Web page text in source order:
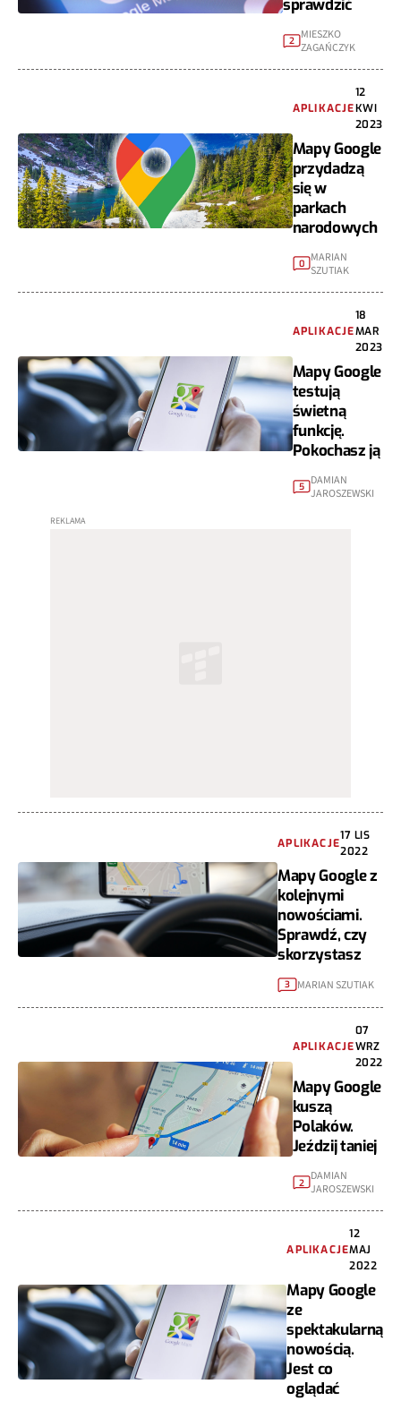
sprawdzić
2 MIESZKO
ZAGAŃCZYK
APLIKACJE
12
KWI
2023
Mapy Google
przydadzą
się w
parkach
narodowych
0
MARIAN
SZUTIAK
APLIKACJE
18
MAR
2023
Mapy Google
testują
świetną
funkcję.
Pokochasz ją
5 DAMIAN
JAROSZEWSKI
APLIKACJE
17 LIS
2022
Mapy Google z
kolejnymi
nowościami.
Sprawdź, czy
skorzystasz
3 MARIAN SZUTIAK
APLIKACJE
07
WRZ
2022
Mapy Google
kuszą
Polaków.
Jeździj taniej
2 DAMIAN
JAROSZEWSKI
APLIKACJE
12
MAJ
2022
Mapy Google
ze
spektakularną
nowością.
Jest co
oglądać